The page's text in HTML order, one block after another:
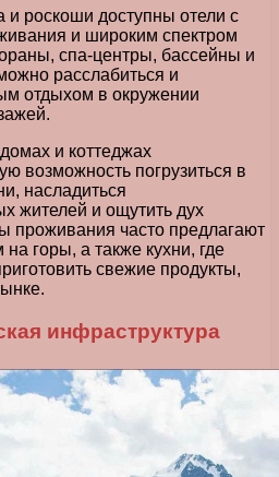
роскоши доступны отели с
и широким спектром
спа-центры, бассейны и
расслабиться и
отдыхом в окружении
и коттеджах
возможность погрузиться в
насладиться
жителей и ощутить дух
проживания часто предлагают
горы, а также кухни, где
свежие продукты,
инфраструктура